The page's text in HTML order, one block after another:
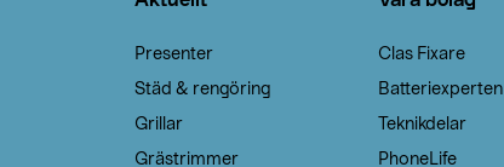
Presenter
Städ & rengöring
Grillar
Grästrimmer
Clas Fixare
Batteriexperten
Teknikdelar
PhoneLife